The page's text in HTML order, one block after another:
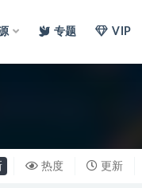
专题 VIP
热度 更新